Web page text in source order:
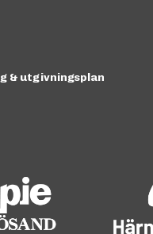
& utgivningsplan